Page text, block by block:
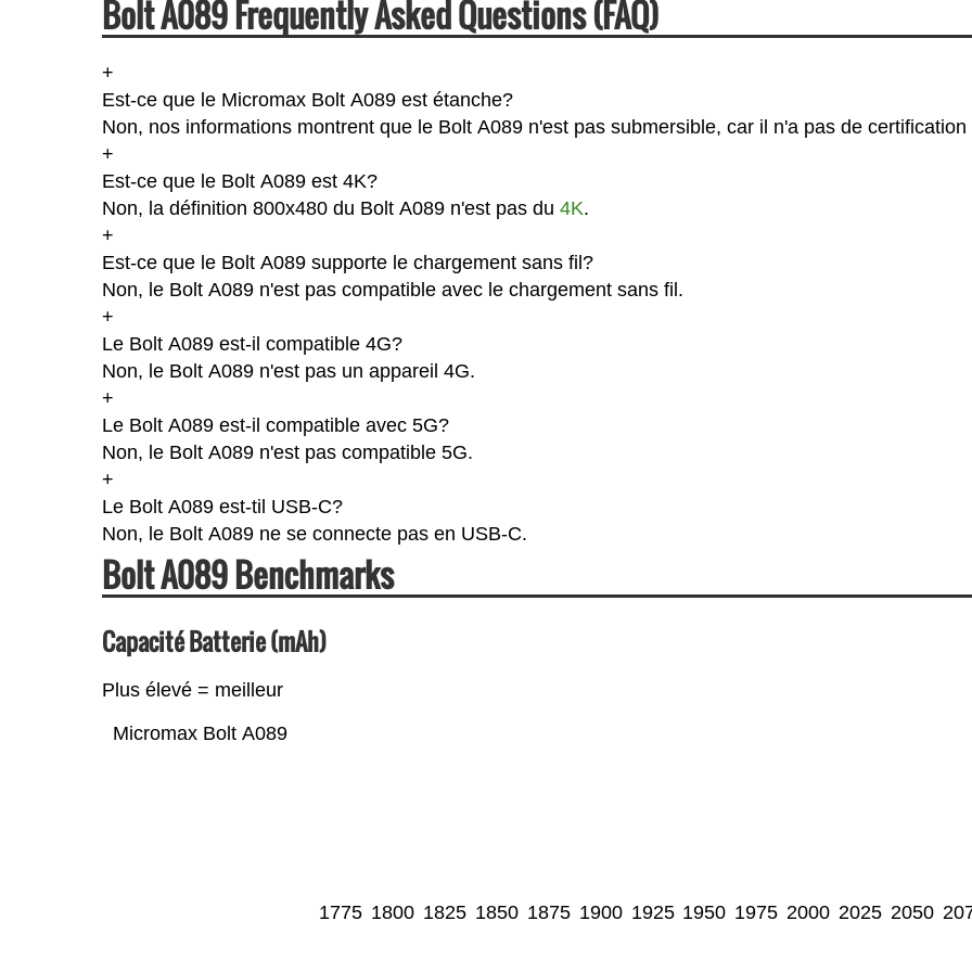
Bolt A089 Frequently Asked Questions (FAQ)
+
Est-ce que le Micromax Bolt A089 est étanche?
Non, nos informations montrent que le Bolt A089 n'est pas submersible, car il n'a pas de certification
+
Est-ce que le Bolt A089 est 4K?
Non, la définition 800x480 du Bolt A089 n'est pas du 4K.
+
Est-ce que le Bolt A089 supporte le chargement sans fil?
Non, le Bolt A089 n'est pas compatible avec le chargement sans fil.
+
Le Bolt A089 est-il compatible 4G?
Non, le Bolt A089 n'est pas un appareil 4G.
+
Le Bolt A089 est-il compatible avec 5G?
Non, le Bolt A089 n'est pas compatible 5G.
+
Le Bolt A089 est-til USB-C?
Non, le Bolt A089 ne se connecte pas en USB-C.
Bolt A089 Benchmarks
Capacité Batterie (mAh)
Plus élevé = meilleur
Micromax Bolt A089
1775 1800 1825 1850 1875 1900 1925 1950 1975 2000 2025 2050